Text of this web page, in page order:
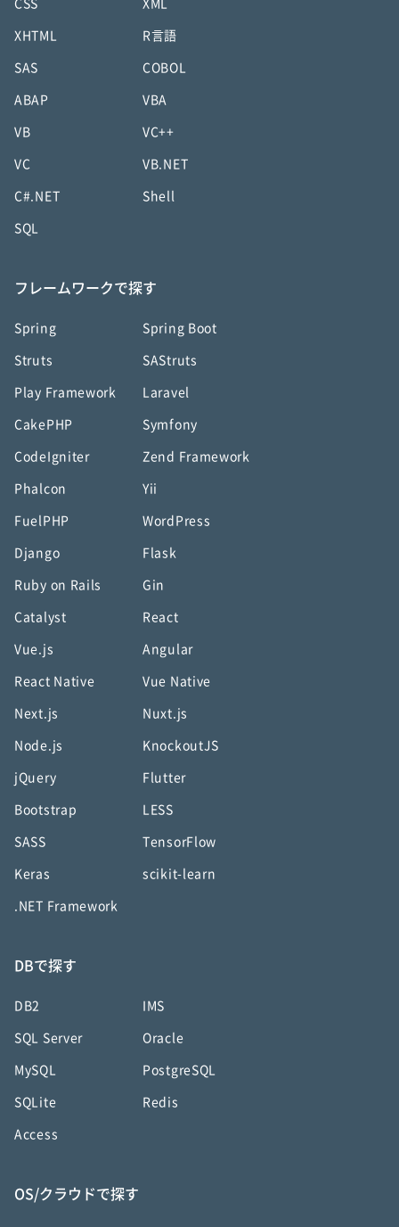
CSS XML
XHTML R言語
SAS COBOL
ABAP VBA
VB VC++
VC VB.NET
C#.NET Shell
SQL
フレームワークで探す
Spring Spring Boot
Struts SAStruts
Play Framework Laravel
CakePHP Symfony
CodeIgniter Zend Framework
Phalcon Yii
FuelPHP WordPress
Django Flask
Ruby on Rails Gin
Catalyst React
Vue.js Angular
React Native Vue Native
Next.js Nuxt.js
Node.js KnockoutJS
jQuery Flutter
Bootstrap LESS
SASS TensorFlow
Keras scikit-learn
.NET Framework
DBで探す
DB2 IMS
SQL Server Oracle
MySQL PostgreSQL
SQLite Redis
Access
OS/クラウドで探す